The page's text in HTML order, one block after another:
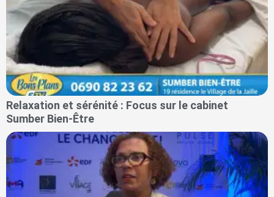
Relaxation et sérénité : Focus sur le cabinet
Sumber Bien-Être